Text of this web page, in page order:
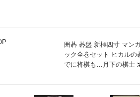
囲碁 碁盤 新榧四寸 マン
ック全巻セット ヒカル
でに将棋も…月下の棋士